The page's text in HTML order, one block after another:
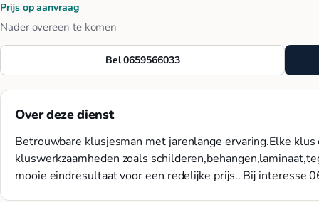
Prijs op aanvraag
Nader overeen te komen
Bel 0659566033
Over deze dienst
Betrouwbare klusjesman met jarenlange ervaring.Elke
kluswerkzaamheden zoals
mooie eindresultaat voor een redelijke prijs.. Bij interesse